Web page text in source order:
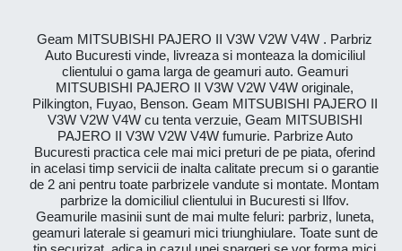
Geam MITSUBISHI PAJERO II V3W V2W V4W . Parbriz
Auto Bucuresti vinde, livreaza si monteaza la domiciliul
clientului o gama larga de geamuri auto. Geamuri
MITSUBISHI PAJERO II V3W V2W V4W originale,
Pilkington, Fuyao, Benson. Geam MITSUBISHI PAJERO II
V3W V2W V4W cu tenta verzuie, Geam MITSUBISHI
PAJERO II V3W V2W V4W fumurie. Parbrize Auto
Bucuresti practica cele mai mici preturi de pe piata, oferind
in acelasi timp servicii de inalta calitate precum si o garantie
de 2 ani pentru toate parbrizele vandute si montate. Montam
parbrize la domiciliul clientului in Bucuresti si Ilfov.
Geamurile masinii sunt de mai multe feluri: parbriz, luneta,
geamuri laterale si geamuri mici triunghiulare. Toate sunt de